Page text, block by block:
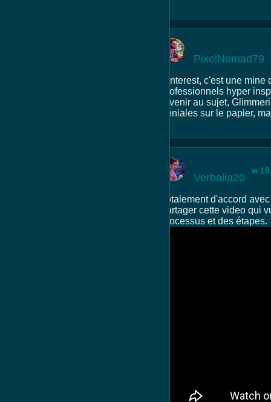
PixelNomad79
Pinterest, c'est une
professionnels hyper
revenir au sujet,
géniales sur le papier,
Verbalia20
le
Totalement d'accord
partager cette video qui
processus et des étapes.